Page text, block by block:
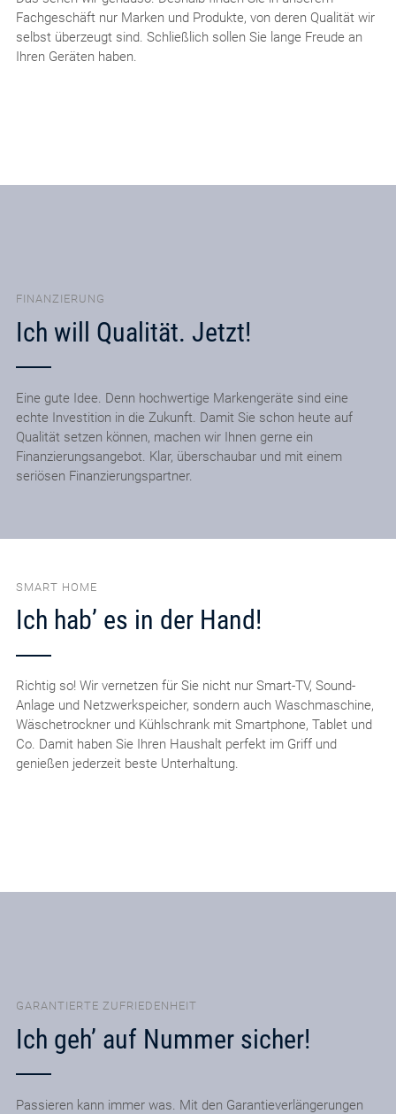
Fachgeschäft nur Marken und Produkte, von deren Qualität wir
selbst überzeugt sind. Schließlich sollen Sie lange Freude an
Ihren Geräten haben.
FINANZIERUNG
Ich will Qualität. Jetzt!
Eine gute Idee. Denn hochwertige Markengeräte sind eine
echte Investition in die Zukunft. Damit Sie schon heute auf
Qualität setzen können, machen wir Ihnen gerne ein
Finanzierungsangebot. Klar, überschaubar und mit einem
seriösen Finanzierungspartner.
SMART HOME
Ich hab’ es in der Hand!
Richtig so! Wir vernetzen für Sie nicht nur Smart-TV, Sound-
Anlage und Netzwerkspeicher, sondern auch Waschmaschine,
Wäschetrockner und Kühlschrank mit Smartphone, Tablet und
Co. Damit haben Sie Ihren Haushalt perfekt im Griff und
genießen jederzeit beste Unterhaltung.
GARANTIERTE ZUFRIEDENHEIT
Ich geh’ auf Nummer sicher!
Passieren kann immer was. Mit den Garantieverlängerungen